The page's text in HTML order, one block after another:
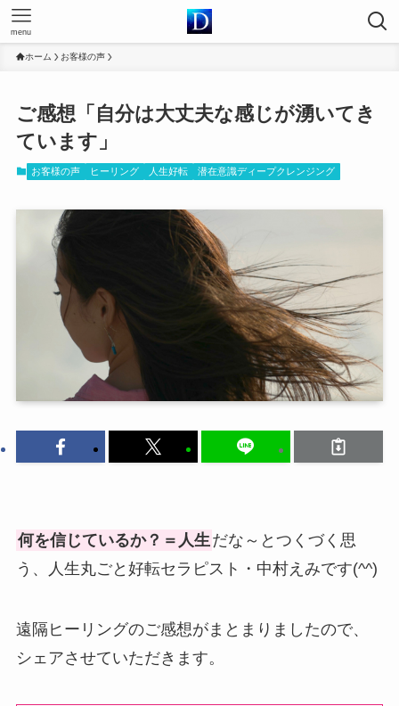
menu
ホーム お客様の声
ご感想「自分は大丈夫な感じが湧いてき
ています」
お客様の声 ヒーリング 人生好転 潜在意識ディープクレンジング
何を信じているか？＝人生だな～とつくづく思
う、人生丸ごと好転セラピスト・中村えみです(^^)
遠隔ヒーリングのご感想がまとまりましたので、
シェアさせていただきます。